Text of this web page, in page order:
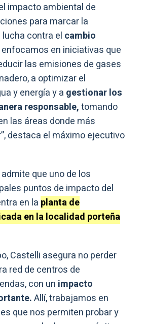
impacto ambiental de
para marcar la
contra el cambio
en iniciativas que
las emisiones de gases
a optimizar el
y energía y a gestionar los
responsable,tomando
las áreas donde más
destaca el máximo ejecutivo
que uno de los
puntos de impacto del
en la planta de
en la localidad porteña
Castelli asegura no perder
red de centros de
con un impacto
Allí, trabajamos en
que nos permiten probar y